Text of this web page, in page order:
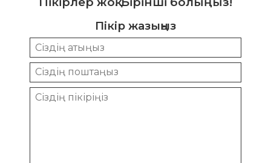
Пікір жазыңыз